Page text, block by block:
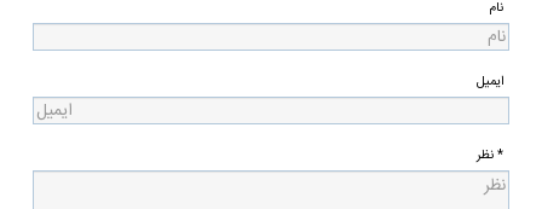
نام
ایمیل
* نظر